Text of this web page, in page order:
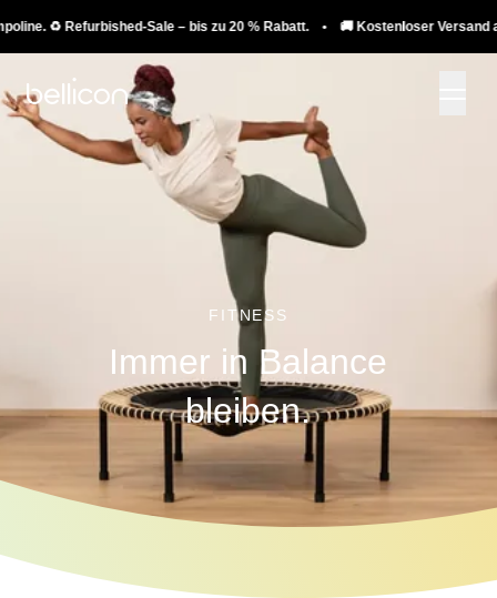
Refurbished-Sale – bis zu 20 % Rabatt. • 🚚 Kostenloser Versand auf
FITNESS
Immer in Balance
bleiben.